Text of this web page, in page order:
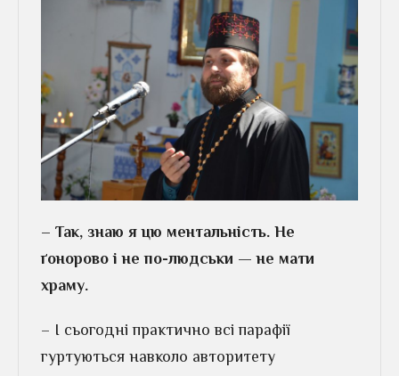
– Так, знаю я цю ментальність. Не
ґонорово і не по-людськи — не мати
храму.
– І сьогодні практично всі парафії
гуртуються навколо авторитету